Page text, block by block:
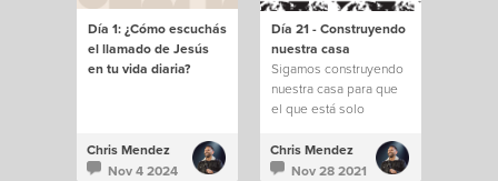
Día 1: ¿Cómo escuchás
el llamado de Jesús
en tu vida diaria?
Chris Mendez
Nov 4 2024
Día 21 - Construyendo
nuestra casa
Sigamos construyendo
nuestra casa para que
el que está solo
Chris Mendez
Nov 28 2021